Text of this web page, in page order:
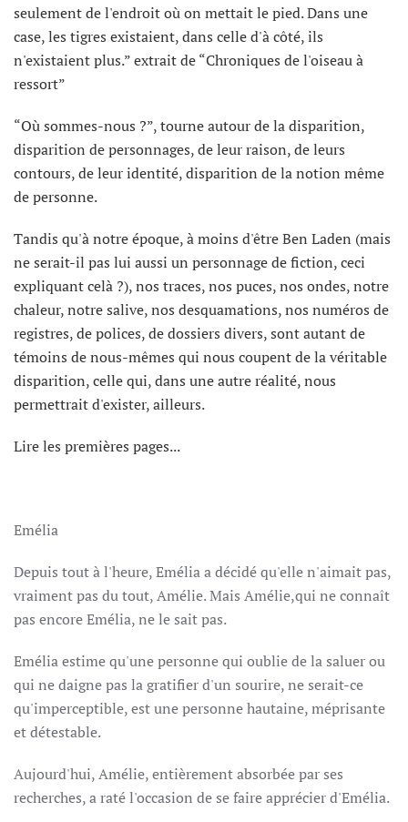
seulement de l'endroit où on mettait le pied. Dans une
case, les tigres existaient, dans celle d'à côté, ils
n'existaient plus.” extrait de “Chroniques de l'oiseau à
ressort”
“Où sommes-nous ?”, tourne autour de la disparition,
disparition de personnages, de leur raison, de leurs
contours, de leur identité, disparition de la notion même
de personne.
Tandis qu'à notre époque, à moins d'être Ben Laden (mais
ne serait-il pas lui aussi un personnage de fiction, ceci
expliquant celà ?), nos traces, nos puces, nos ondes, notre
chaleur, notre salive, nos desquamations, nos numéros de
registres, de polices, de dossiers divers, sont autant de
témoins de nous-mêmes qui nous coupent de la véritable
disparition, celle qui, dans une autre réalité, nous
permettrait d'exister, ailleurs.
Lire les premières pages...
Emélia
Depuis tout à l'heure, Emélia a décidé qu'elle n'aimait pas,
vraiment pas du tout, Amélie. Mais Amélie,qui ne connaît
pas encore Emélia, ne le sait pas.
Emélia estime qu'une personne qui oublie de la saluer ou
qui ne daigne pas la gratifier d'un sourire, ne serait-ce
qu'imperceptible, est une personne hautaine, méprisante
et détestable.
Aujourd'hui, Amélie, entièrement absorbée par ses
recherches, a raté l'occasion de se faire apprécier d'Emélia.